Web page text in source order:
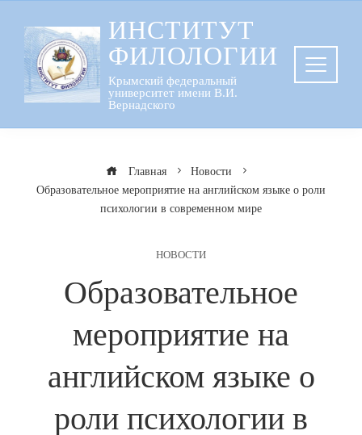
содержанию
ИНСТИТУТ
ФИЛОЛОГИИ
Крымский федеральный
университет имени В.И.
Вернадского
Главная
Новости
Образовательное мероприятие на английском языке о роли
психологии в современном мире
НОВОСТИ
Образовательное
мероприятие на
английском языке о
роли психологии в